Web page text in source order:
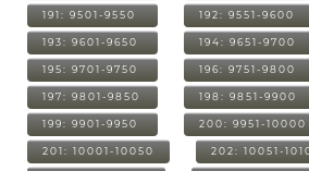
191: 9501-9550 192: 9551-9600
193: 9601-9650 194: 9651-9700
195: 9701-9750 196: 9751-9800
197: 9801-9850 198: 9851-9900
199: 9901-9950 200: 9951-10000
201: 10001-10050 202: 10051-